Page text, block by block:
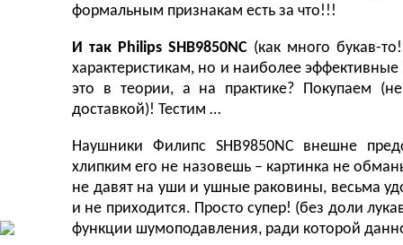
формальным признакам есть за что!!!
И так Philips SHB9850NC (как много букав-
характеристикам, но и наиболее
это в теории, а на практике? Покупаем
доставкой)! Тестим …
Наушники Филипс SHB9850NC внешне
хлипким его не назовешь – картинка не
не давят на уши и ушные раковины, весьма
и не приходится. Просто супер! (без доли
функции шумоподавления, ради которой